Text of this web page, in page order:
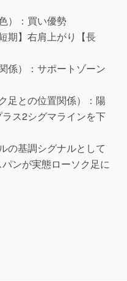
）：買い優勢
期】右肩上がり【長
係）：サポートゾーン
足との位置関係）：陽
ス2シグマラインを下
の基調シグナルとして
ンが実態ローソク足に